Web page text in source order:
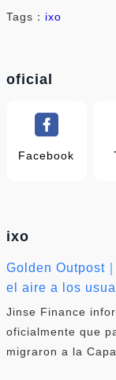
Tags： ixo
oficial
Facebook
ixo
Golden Outpost
el aire a los
Jinse Finance
oficialmente que
migraron a la Capa